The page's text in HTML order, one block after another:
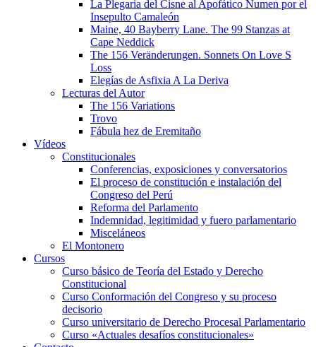
La Plegaria del Cisne al Apofático Numen por el
Insepulto Camaleón
Maine, 40 Bayberry Lane. The 99 Stanzas at
Cape Neddick
The 156 Veränderungen. Sonnets On Love S
Loss
Elegías de Asfixia A La Deriva
Lecturas del Autor
The 156 Variations
Trovo
Fábula hez de Eremitaño
Vídeos
Constitucionales
Conferencias, exposiciones y conversatorios
El proceso de constitución e instalación del
Congreso del Perú
Reforma del Parlamento
Indemnidad, legitimidad y fuero parlamentario
Misceláneos
El Montonero
Cursos
Curso básico de Teoría del Estado y Derecho
Constitucional
Curso Conformación del Congreso y su proceso
decisorio
Curso universitario de Derecho Procesal Parlamentario
Curso «Actuales desafíos constitucionales»